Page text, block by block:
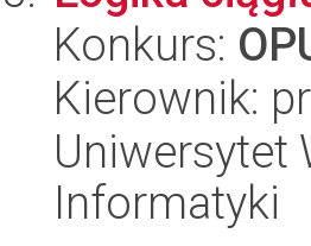
Konkurs:
Kierownik:
Uniwersytet
Informatyki